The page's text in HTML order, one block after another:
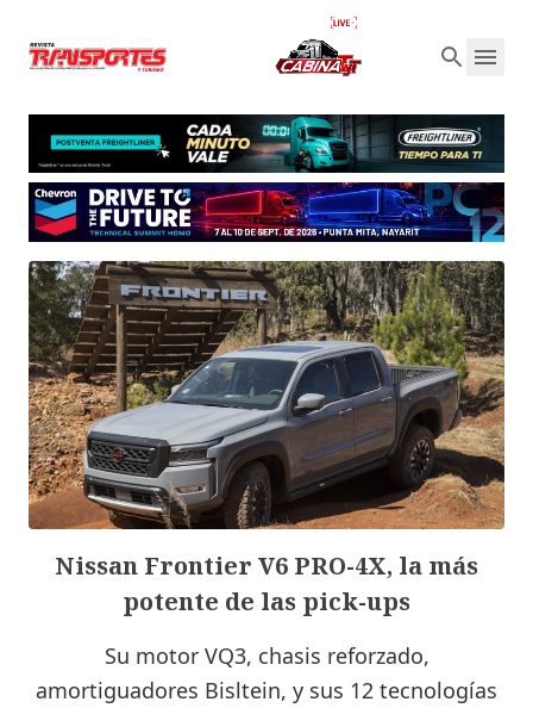
Nissan Frontier V6 PRO-4X, la más
potente de las pick-ups
Su motor VQ3, chasis reforzado,
amortiguadores Bisltein, y sus 12 tecnologías